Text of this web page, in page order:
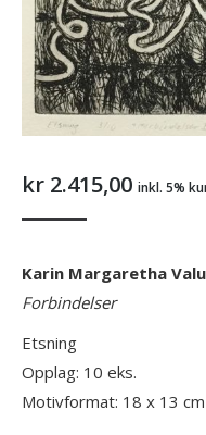
kr 2.415,00 inkl. 5%
Karin Margaretha
Forbindelser
Etsning
Opplag: 10 eks.
Motivformat: 18 x 13 cm